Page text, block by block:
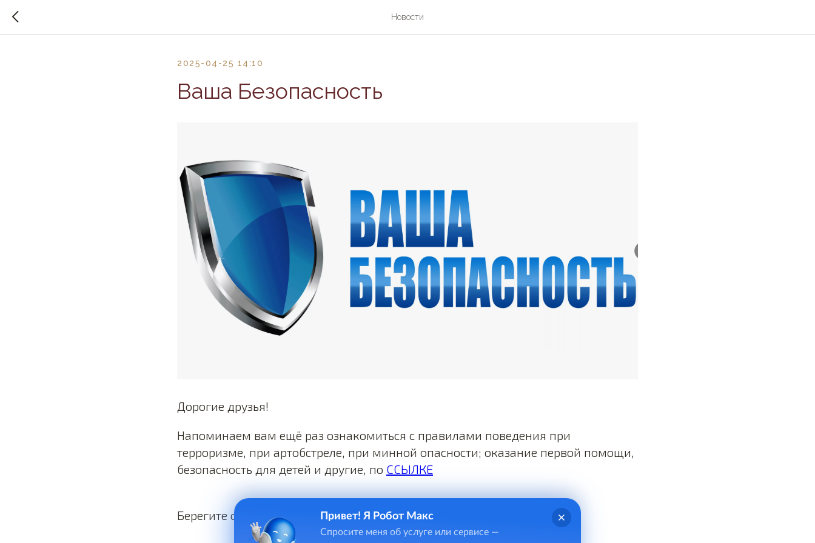
Новости
2025-04-25 14:10
Ваша Безопасность
Дорогие друзья!
Напоминаем вам ещё раз ознакомиться с правилами поведения при
терроризме, при артобстреле, при минной опасности; оказание первой помощи,
безопасность для детей и другие, по ССЫЛКЕ
Берегите себя! Привет! Я Робот Макс
Спросите меня об услуге или сервисе —